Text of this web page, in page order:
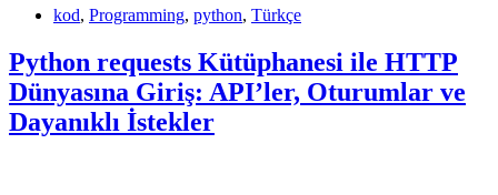
kod, Programming, python, Türkçe
Python requests Kütüphanesi ile HTTP
Dünyasına Giriş: API’ler, Oturumlar ve
Dayanıklı İstekler